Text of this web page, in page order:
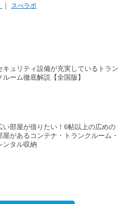
スぺラボ
キュリティ設備が充実しているトラン
ルーム徹底解説【全国版】
い部屋が借りたい！6帖以上の広めの
屋があるコンテナ・トランクルーム・
ンタル収納